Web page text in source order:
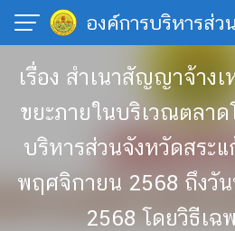
Skip
content
องค์การบริหารส่ว
เรื่อง สำเนาสัญญาจ้าง
ขยะภายในบริเวณตลาด
บริหารส่วนจังหวัดสระแ
พฤศจิกายน 2568 ถึงวั
2568 โดยวิธีเฉพ